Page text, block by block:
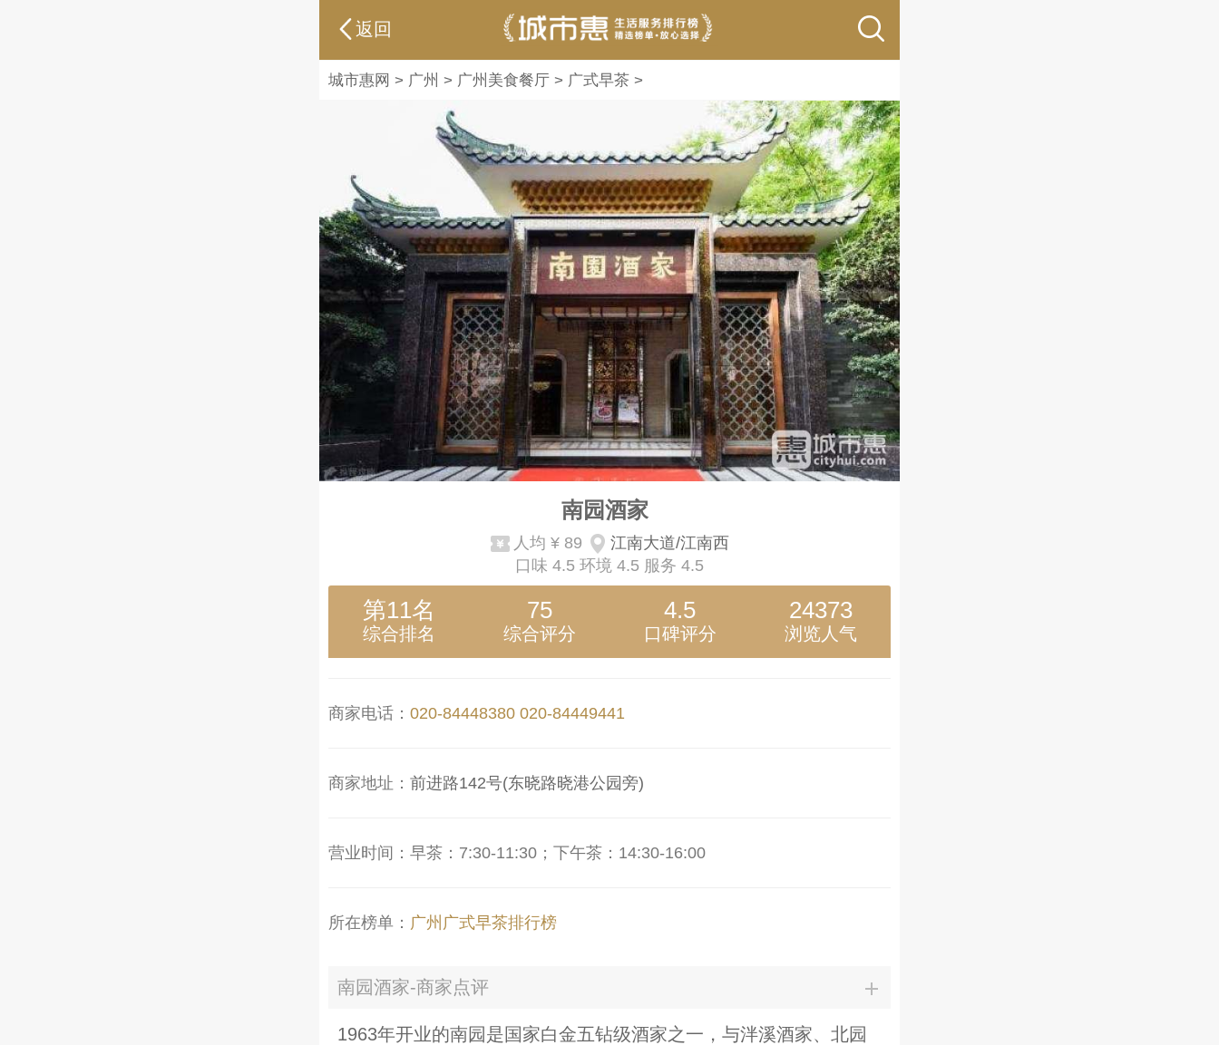
返回
城市惠网 > 广州 > 广州美食餐厅 > 广式早茶 >
南园酒家
人均 ¥ 89
江南大道/江南西
口味 4.5 环境 4.5 服务 4.5
第11名
综合排名
75
综合评分
4.5
口碑评分
24373
浏览人气
商家电话： 020-84448380 020-84449441
商家地址： 前进路142号(东晓路晓港公园旁)
营业时间：早茶：7:30-11:30；下午茶：14:30-16:00
所在榜单： 广州广式早茶排行榜
南园酒家-商家点评
1963年开业的南园是国家白金五钻级酒家之一，与泮溪酒家、北园